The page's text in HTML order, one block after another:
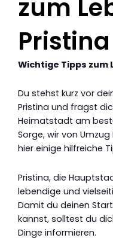
zum
Pristina
Wichtige Tipps zum
Du stehst kurz vor
Pristina und fragst
Heimatstadt am
Sorge, wir von
hier einige hilfreiche
Pristina, die
lebendige und
Damit du deinen
kannst, solltest du
Dinge informieren.